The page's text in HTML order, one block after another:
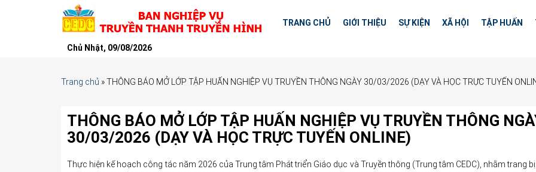
TRANG CHỦ GIỚI THIỆU SỰ KIỆN XÃ HỘI TẬP HUẤN
Chủ Nhật, 09/08/2026
Trang chủ »THÔNG BÁO MỞ LỚP TẬP HUẤN NGHIỆP VỤ TRUYỀN THÔNG NGÀY 30/03/2026 (DẠY VÀ HỌC TRỰC TUYẾN
THÔNG BÁO MỞ LỚP TẬP HUẤN NGHIỆP VỤ TRUYỀN THÔNG
30/03/2026 (DẠY VÀ HỌC TRỰC TUYẾN ONLINE)
Thực hiện kế hoạch công tác năm 2026 của Trung tâm Phát triển Giáo dục và Truyền thông (Trung tâm CEDC), nhằm trang